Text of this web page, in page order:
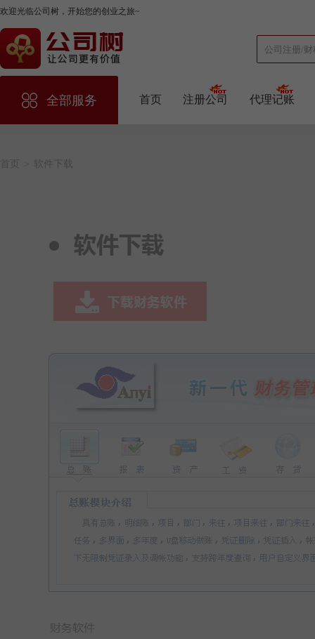
欢迎光临公司树，开始您的创业之旅~
全部服务 首页 注册公司 代理记账
首页 软件下载